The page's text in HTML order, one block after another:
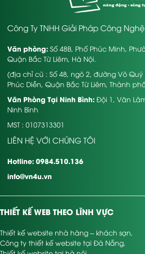
Công Ty TNHH Giải Pháp Công
Văn phòng: Số 48B, Phố Phúc Minh,
Quận Bắc Từ Liêm, Hà Nội.
(địa chỉ cũ : Số 48, ngõ 2, đường Võ
Phúc Diễn, Quận Bắc Từ Liêm, Thành
Văn Phòng Tại Ninh Bình: Đội 1, Văn
Ninh Bình
MST : 0107313301
LIÊN HỆ VỚI CHÚNG TÔI
Hotline: 0984.510.136
info@vn4u.vn
THIẾT KẾ WEB THEO LĨNH VỰC
Thiết kế website nhà hàng – khách sạn,
Công ty thiết kế website tại Đà Nẵng,